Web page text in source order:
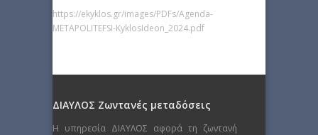
https://ekyklos.gr/images/PDFs/Agenda-
METAPOLITEFSI-KyklosIdeon_2024.pdf
ΔΙΑΥΛΟΣ Ζωντανές μεταδόσεις
Η υπηρεσία ΔΙΑΥΛΟΣ αφορά τη ζωντανή